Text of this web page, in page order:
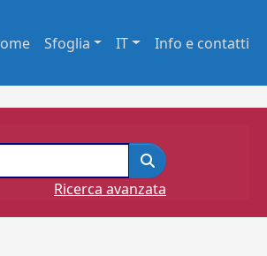
Sfoglia IT Info e contatti
Ricerca avanzata